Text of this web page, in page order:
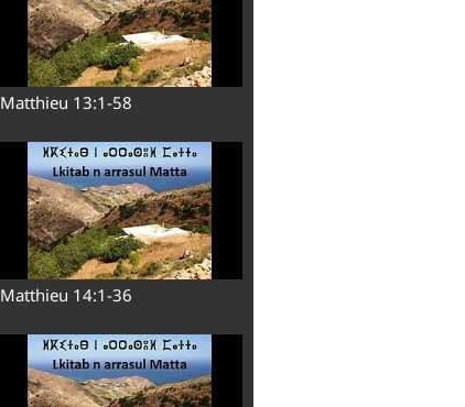
Matthieu 13:1-58
Matthieu 14:1-36